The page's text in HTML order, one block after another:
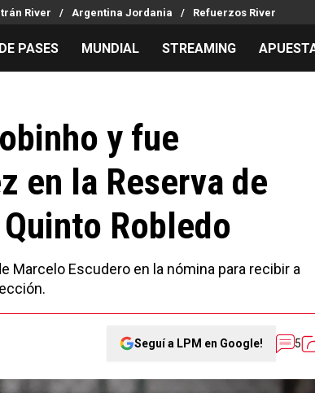
River Argentina Jordania Refuerzos River
Pases
Streaming
Entradas
Hinchas
Los goles de River
Entrevistas
PASES MUNDIAL STREAMING
y fue
en la Reserva de
Robledo
Marcelo Escudero en la nómina para recibir a
Seguí a LPM en Google! 5